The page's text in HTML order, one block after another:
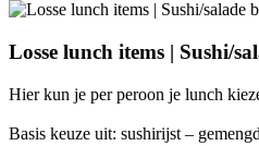
Losse lunch items | Sushi/
Hier kun je per peroon je lunch
Basis keuze uit: sushirijst –